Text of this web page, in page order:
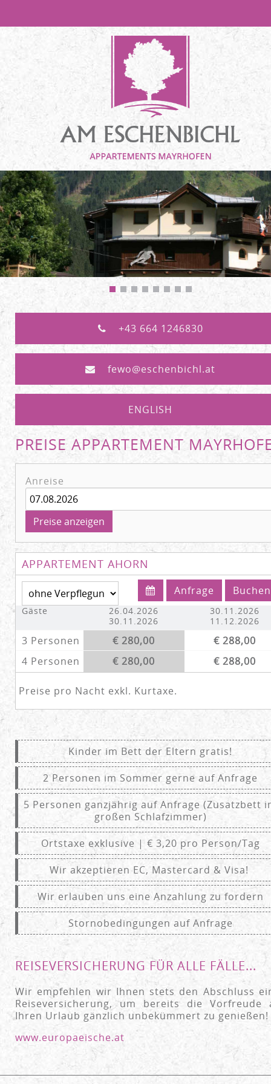
+43 664 1246830
fewo@eschenbichl.at
ENGLISH
PREISE APPARTEMENT
Anreise
Preise anzeigen
APPARTEMENT AHORN
Anfrage Buchen
Gäste
3 Personen
4 Personen
26.04.2026
30.11.2026
€ 280,00
€ 280,00
30.11.2026
11.12.2026
€ 288,00
€ 288,00
Preise pro Nacht exkl. Kurtaxe.
Kinder im Bett der Eltern gratis!
2 Personen im Sommer gerne auf Anfrage
5 Personen ganzjährig auf Anfrage (Zusatzbett
großen Schlafzimmer)
Ortstaxe exklusive | € 3,20 pro Person/Tag
Wir akzeptieren EC, Mastercard & Visa!
Wir erlauben uns eine Anzahlung zu fordern
Stornobedingungen auf Anfrage
REISEVERSICHERUNG FÜR ALLE FÄLLE...
Wir empfehlen wir Ihnen stets den Abschluss
Reiseversicherung, um bereits die Vorfreude
Ihren Urlaub gänzlich unbekümmert zu genießen!
www.europaeische.at